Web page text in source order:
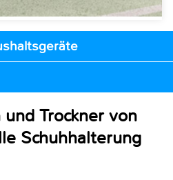
Trockner von
Schuhhalterung